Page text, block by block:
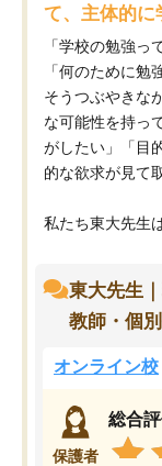
て、主体的に
「学校の勉強っ
「何のために勉
そうつぶやきな
な可能性を持っ
がしたい」「目
的な欲求が見て
私たち東大先生
東大先生
教師・個
オンライン校
保護者
総合